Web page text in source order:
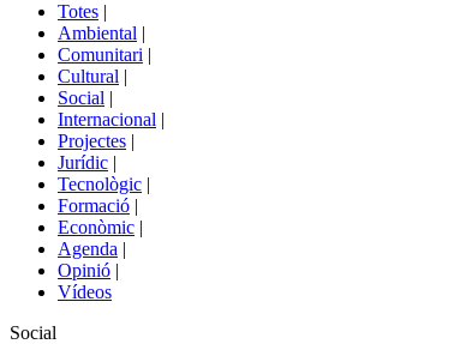
portals
Totes |
Ambiental |
Comunitari |
Cultural |
Social |
Internacional |
Projectes |
Jurídic |
Tecnològic |
Formació |
Econòmic |
Agenda |
Opinió |
Vídeos
Àmbit
Social